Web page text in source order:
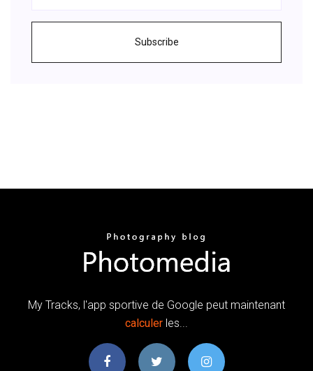
Subscribe
My Tracks, l'app sportive de Google peut maintenant
calculer les...